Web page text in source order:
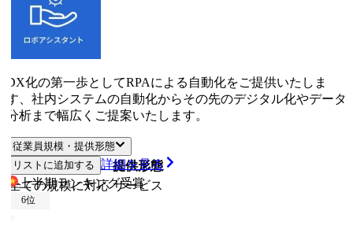
化の第一歩としてRPAによる自動化をご提供いたしま
、社内システムの自動化からその先のデジタル化やデータ
析まで幅広くご提案いたします。
従業員規模・提供形態
従業員規模
提供形態
ての規模に対応 サービス
リストに追加する 詳細を見る
上半期ランキング受賞
位